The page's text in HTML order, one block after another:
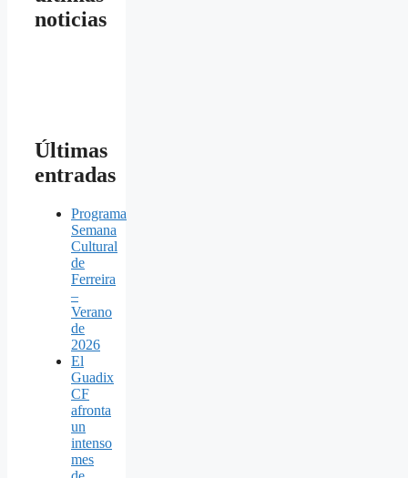
noticias
Últimas
entradas
Programa
Semana
Cultural
de
Ferreira
–
Verano
de
2026
El
Guadix
CF
afronta
un
intenso
mes